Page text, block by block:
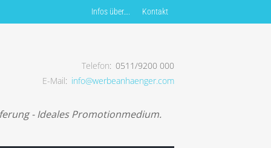
Infos über…. Kontakt
von Werbeanhängern.
Telefon 0511/9200 000
E-Mail
info@werbeanhaenger.com
- Ideales Promotionmedium.